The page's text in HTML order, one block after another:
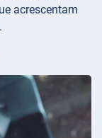
acrescentam